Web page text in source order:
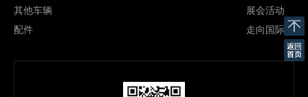
其他车辆
配件
展会活动
走向国际